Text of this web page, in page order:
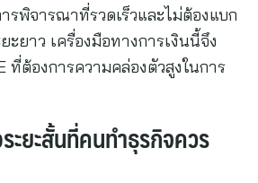
รพิจารณาที่รวดเร็วและไม่ต้องแบก
ยาว เครื่องมือทางการเงินนี้จึง
ที่ต้องการความคล่องตัวสูงในการ
ะยะสั้นที่คนทำธุรกิจควร